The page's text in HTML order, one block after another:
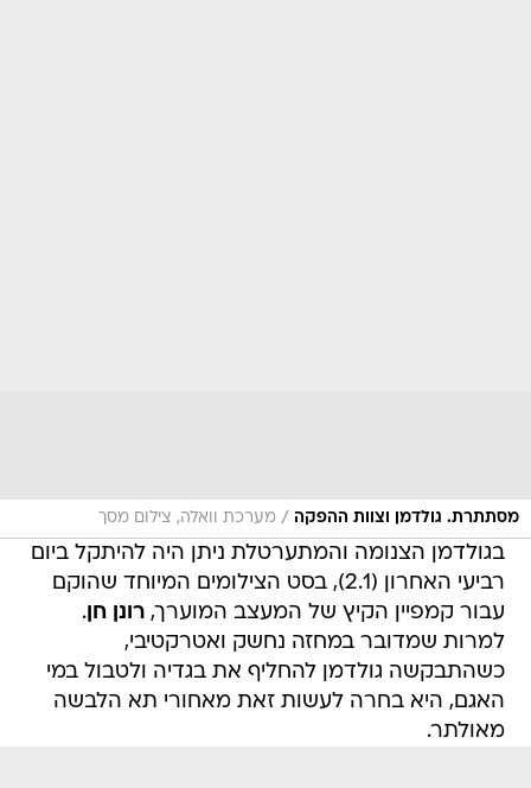
מסתתרת. גולדמן וצוות ההפקה / מערכת וואלה, צילום מסך
בגולדמן הצנומה והמתערטלת ניתן היה להיתקל ביום
רביעי האחרון (2.1), בסט הצילומים המיוחד שהוקם
עבור קמפיין הקיץ של המעצב המוערך,רונן חן.
למרות שמדובר במחזה נחשק ואטרקטיבי,
כשהתבקשה גולדמן להחליף את בגדיה ולטבול במי
האגם, היא בחרה לעשות זאת מאחורי תא הלבשה
מאולתר.